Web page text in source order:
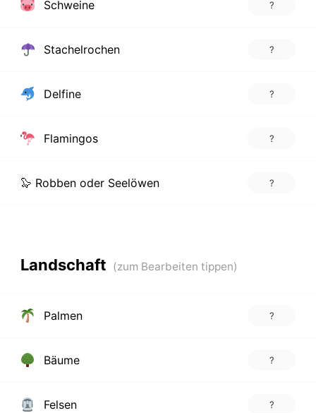
Schweine ?
Stachelrochen ?
Delfine ?
Flamingos ?
🦭 Robben oder Seelöwen ?
Landschaft
Palmen ?
Bäume ?
Felsen ?